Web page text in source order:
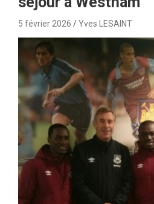
5 février 2026 Yves LESAINT